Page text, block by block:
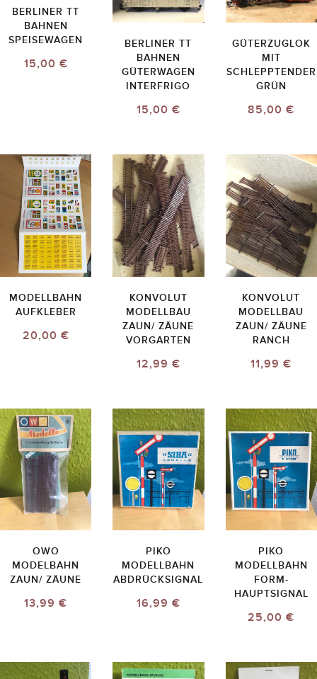
BERLINER TT
BAHNEN
SPEISEWAGEN
15,00 €
BERLINER TT
BAHNEN
GÜTERWAGEN
INTERFRIGO
15,00 €
GÜTERZUGLOK
MIT
SCHLEPPTENDER
GRÜN
85,00 €
MODELLBAHN
AUFKLEBER
20,00 €
KONVOLUT
MODELLBAU
ZAUN/ ZÄUNE
VORGARTEN
12,99 €
KONVOLUT
MODELLBAU
ZAUN/ ZÄUNE
RANCH
11,99 €
OWO
MODELBAHN
ZAUN/ ZÄUNE
13,99 €
PIKO
MODELLBAHN
ABDRÜCKSIGNAL
16,99 €
PIKO
MODELLBAHN
FORM-
HAUPTSIGNAL
25,00 €